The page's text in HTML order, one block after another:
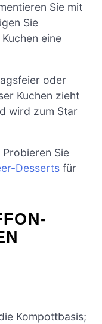
Sie mit
Sie
eine
oder
Kuchen zieht
wird zum Star
Sie
Desserts für
Kompottbasis;